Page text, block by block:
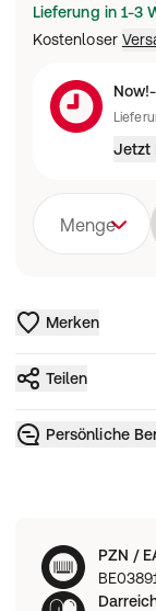
Lieferung in 1-3
Kostenloser
Jetzt
Menge
Merken
Teilen
Persönliche
PZN /